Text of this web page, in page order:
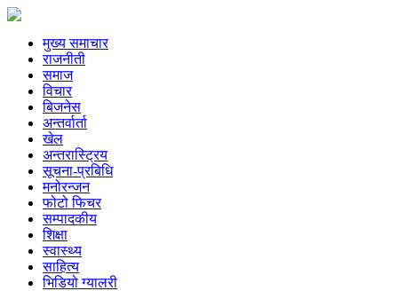
मुख्य समाचार
राजनीती
समाज
विचार
बिजनेस
अन्तर्वार्ता
खेल
अन्तरास्ट्रिय
सूचना-प्रबिधि
मनोरन्जन
फोटो फिचर
सम्पादकीय
शिक्षा
स्वास्थ्य
साहित्य
भिडियो ग्यालरी